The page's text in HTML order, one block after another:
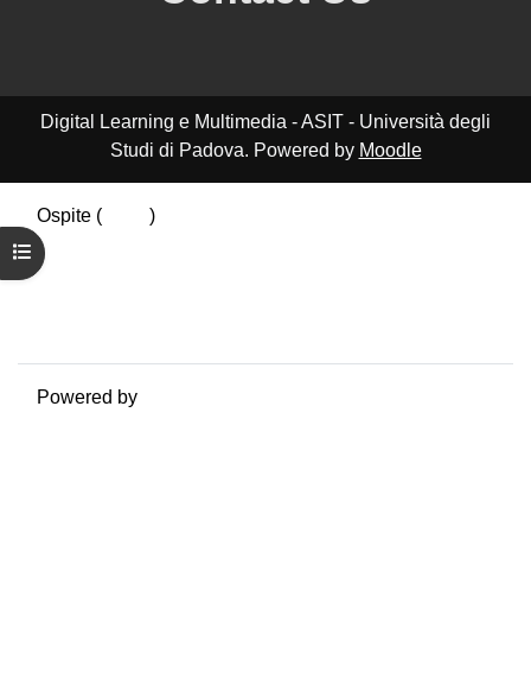
Apri indice del corso
Digital Learning e Multimedia - ASIT - Università degli
Studi di Padova. Powered by Moodle
Ospite (
)
Riepilogo della conservazione dei dati
Politiche
Powered by